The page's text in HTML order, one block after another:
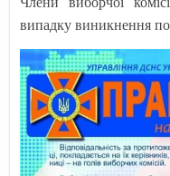
випадку виникнення